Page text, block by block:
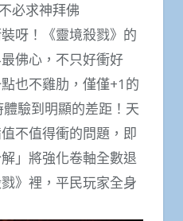
必求神拜佛
呀！《靈境殺戮》的
佛心，不只好衝好
也不雞肋，僅僅+1的
驗到明顯的差距！天
不值得衝的問題，即
」將強化卷軸全數退
》裡，平民玩家全身